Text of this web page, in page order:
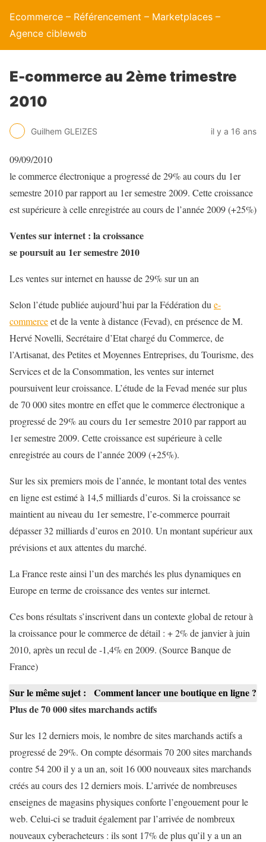
Ecommerce – Référencement – Marketplaces –
Agence cibleweb
E-commerce au 2ème trimestre
2010
Guilhem GLEIZES il y a 16 ans
09/09/2010
le commerce électronique a progressé de 29% au cours du 1er
semestre 2010 par rapport au 1er semestre 2009. Cette croissance
est supérieure à celle enregistrée au cours de l’année 2009 (+25%)
Ventes sur internet : la croissance
se poursuit au 1er semestre 2010
Les ventes sur internet en hausse de 29% sur un an
Selon l’étude publiée aujourd’hui par la Fédération du e-
commerceet de la vente à distance (Fevad), en présence de M.
Hervé Novelli, Secrétaire d’Etat chargé du Commerce, de
l’Artisanat, des Petites et Moyennes Entreprises, du Tourisme, des
Services et de la Consommation, les ventes sur internet
poursuivent leur croissance. L’étude de la Fevad menée sur plus
de 70 000 sites montre en effet que le commerce électronique a
progressé de 29% au cours du 1er semestre 2010 par rapport au
1er semestre 2009. Cette croissance est supérieure à celle
enregistrée au cours de l’année 2009 (+25%).
Sur les six premiers mois de l’année, le montant total des ventes
en ligne est estimé à 14,5 milliards d’euros. Si la croissance se
maintient au niveau du 1er semestre, l’e-commerce pourrait
dépasser 32 milliards d’euros en 2010. Un montant supérieur aux
prévisions et aux attentes du marché.
La France reste ainsi l’un des marchés les plus dynamiques en
Europe en terme de croissance des ventes sur internet.
Ces bons résultats s’inscrivent dans un contexte global de retour à
la croissance pour le commerce de détail : + 2% de janvier à juin
2010, après un recul de -1,4% en 2009. (Source Banque de
France)
Sur le même sujet :
Comment lancer une boutique en ligne ?
Plus de 70 000 sites marchands actifs
Sur les 12 derniers mois, le nombre de sites marchands actifs a
progressé de 29%. On compte désormais 70 200 sites marchands
contre 54 200 il y a un an, soit 16 000 nouveaux sites marchands
créés au cours des 12 derniers mois. L’arrivée de nombreuses
enseignes de magasins physiques conforte l’engouement pour le
web. Celui-ci se traduit également par l’arrivée de nombreux
nouveaux cyberacheteurs : ils sont 17% de plus qu’il y a un an